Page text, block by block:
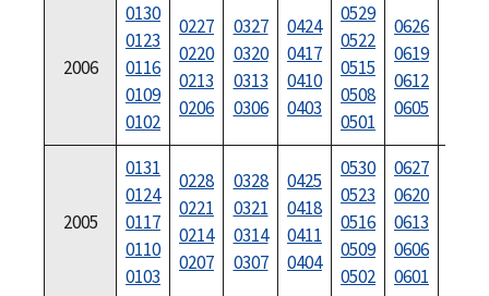
2006
0130
0123
0116
0109
0102
0227
0220
0213
0206
0327
0320
0313
0306
0424
0417
0410
0403
0529
0522
0515
0508
0501
0626
0619
0612
0605
2005
0131
0124
0117
0110
0103
0228
0221
0214
0207
0328
0321
0314
0307
0425
0418
0411
0404
0530
0523
0516
0509
0502
0627
0620
0613
0606
0601